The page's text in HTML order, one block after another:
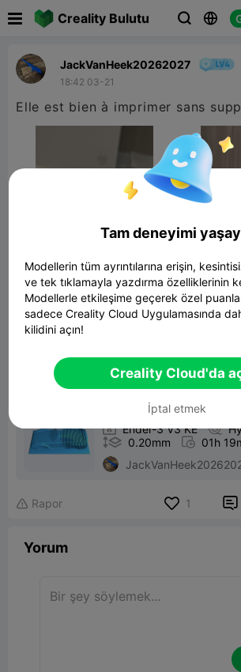
Creality Bulutu  
JackVanHeek20262027
18:42 03-21
Elle est bien à imprimer sans
Porsche 959
8.56MB
Print File：
obj_1_Botton
 Ender-3 V3 KE 
 0.20mm  01h
 Rapor 1 
Yorum
Tam deneyimi
Modellerin tüm ayrıntılarına erişin,
ve tek tıklamayla yazdırma özelliklerinin
Modellerle etkileşime geçerek özel
sadece Creality Cloud Uygulamasında
kilidini açın!
Creality Cloud'da
İptal etmek